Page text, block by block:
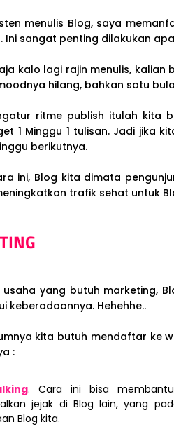
menulis Blog, saya
Ini sangat penting dilakukan
kalo lagi rajin menulis, kalian
hilang, bahkan satu
ritme publish itulah kita
1 Minggu 1 tulisan. Jadi jika
berikutnya.
ini, Blog kita dimata
trafik sehat untuk
usaha yang butuh marketing,
keberadaannya. Hehehhe..
kita butuh mendaftar ke
:
. Cara ini bisa
jejak di Blog lain, yang
Blog kita.